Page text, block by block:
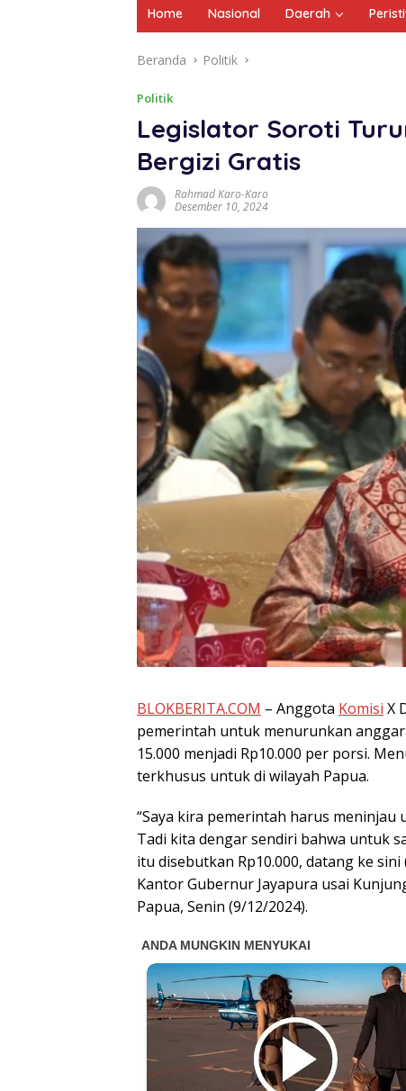
Home Nasional Daerah
Beranda Politik
Politik
Legislator Soroti
Bergizi Gratis
Rahmad Karo-Karo
Desember 10, 2024
BLOKBERITA.COM – Anggota Komisi X
pemerintah untuk menurunkan
15.000 menjadi Rp10.000 per porsi.
terkhusus untuk di wilayah Papua.
“Saya kira pemerintah harus
Tadi kita dengar sendiri bahwa untuk
itu disebutkan Rp10.000, datang ke
Kantor Gubernur Jayapura usai
Papua, Senin (9/12/2024).